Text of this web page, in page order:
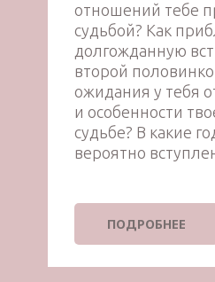
отношений тебе
судьбой? Как
долгожданную
второй
ожидания у тебя
и особенности
судьбе? В какие
вероятно
ПОДРОБНЕЕ